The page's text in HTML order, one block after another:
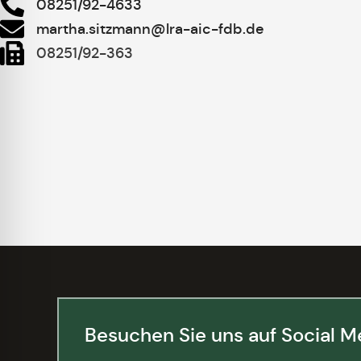
08251/92-4633
martha.sitzmann@lra-aic-fdb.de
08251/92-363
Besuchen Sie uns auf Social